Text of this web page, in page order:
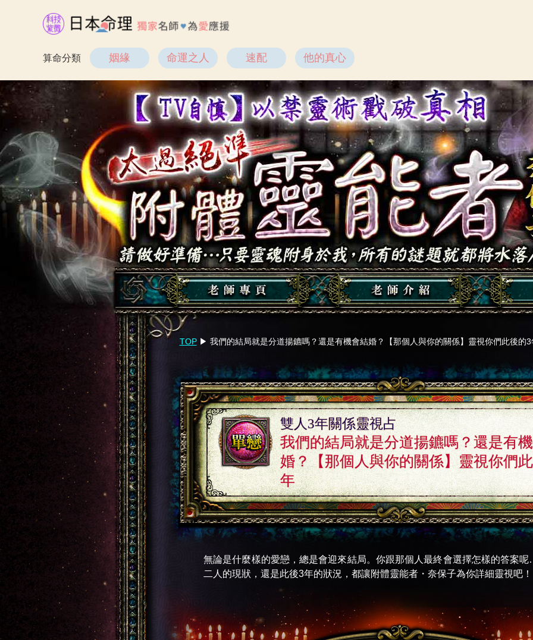
算命分類 姻緣 命運之人 速配 他的真心
TOP▶︎ 我們的結局就是分道揚鑣嗎？還是有機會結婚？【那個人與你的關係】靈視你們此後的3
雙人3年關係靈視占
我們的結局就是分道揚鑣嗎？還是有
婚？【那個人與你的關係】靈視你們
年
無論是什麼樣的愛戀，總是會迎來結局。你跟那個人最終會選擇怎樣的答案
二人的現狀，還是此後3年的狀況，都讓附體靈能者・奈保子為你詳細靈視吧！